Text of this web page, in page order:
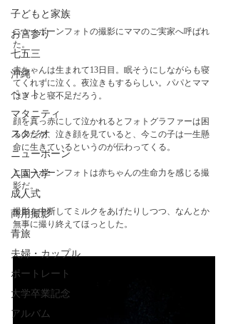
子どもと家族
お宮参り
七五三
沖縄
ペット
マタニティ
スタジオ
ニューボーン
入園入学
成人式
商用撮影
青旅
夫婦・カップル
ポートレート
大学卒業記念
アルバム
ニューボーンフォトの撮影にママのご実家へ呼ばれ
た。
赤ちゃんは生まれて13日目。眠そうにしながらも寝
てくれずに泣く。夜泣きもするらしい。パパとママ
はきっと寝不足だろう。
顔を真っ赤にして泣かれるとフォトグラファーは困
るのだが、泣き顔を見ていると、今この子は一生懸
命に生きているというのが伝わってくる。
ニューボーンフォトは赤ちゃんの生命力を感じる撮
影だ。
撮影を中断してミルクをあげたりしつつ、なんとか
無事に撮り終えてほっとした。